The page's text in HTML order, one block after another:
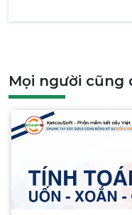
Mọi người cũng